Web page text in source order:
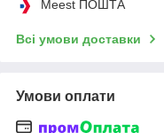
Meest ПОШТА
Всі умови доставки
Умови оплати